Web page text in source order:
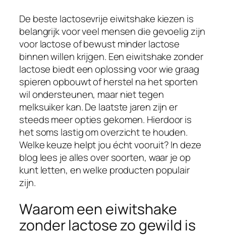
De beste lactosevrije eiwitshake kiezen is
belangrijk voor veel mensen die gevoelig zijn
voor lactose of bewust minder lactose
binnen willen krijgen. Een eiwitshake zonder
lactose biedt een oplossing voor wie graag
spieren opbouwt of herstel na het sporten
wil ondersteunen, maar niet tegen
melksuiker kan. De laatste jaren zijn er
steeds meer opties gekomen. Hierdoor is
het soms lastig om overzicht te houden.
Welke keuze helpt jou écht vooruit? In deze
blog lees je alles over soorten, waar je op
kunt letten, en welke producten populair
zijn.
Waarom een eiwitshake
zonder lactose zo gewild is